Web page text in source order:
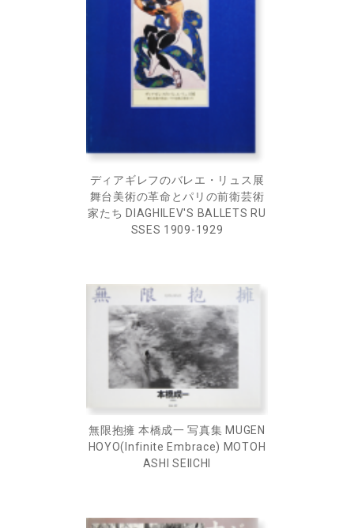
ディアギレフのバレエ・リュス展
舞台美術の革命とパリの前衛芸術
家たち DIAGHILEV'S BALLETS RU
SSES 1909-1929
無限抱擁 本橋成一 写真集 MUGEN
HOYO(Infinite Embrace) MOTOH
ASHI SEIICHI